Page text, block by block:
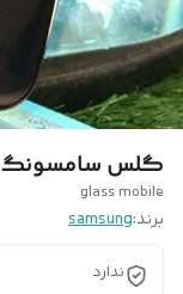
گلس سامسونگ A51 شیشه ای مدل ESD Anti-static
glass mobile
برند:samsung
ندارد